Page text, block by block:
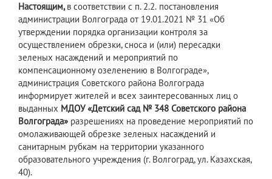
Настоящим,в соответствии с п. 2.2. постановления
администрации Волгограда от 19.01.2021 № 31 «Об
утверждении порядка организации контроля за
осуществлением обрезки, сноса и (или) пересадки
зеленых насаждений и мероприятий по
компенсационному озеленению в Волгограде»,
администрация Советского района Волгограда
информирует жителей и всех заинтересованных лиц о
выданных МДОУ «Детский сад № 348 Советского района
Волгограда» разрешениях на проведение мероприятий по
омолаживающей обрезке зеленых насаждений и
санитарным рубкам на территории указанного
образовательного учреждения (г. Волгоград, ул. Казахская,
40).